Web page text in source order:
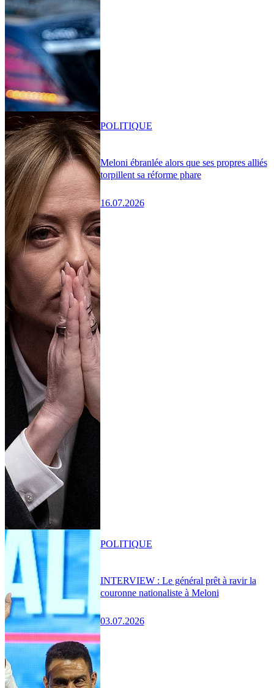
Meloni ébranlée alors que ses propres alliés
torpillent sa réforme phare
16.07.2026
POLITIQUE
INTERVIEW : Le général prêt à ravir la
couronne nationaliste à Meloni
03.07.2026
POLITIQUE